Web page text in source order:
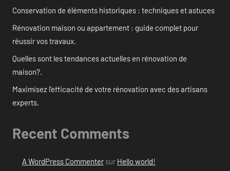
Conservation de éléments historiques : techniques et astuces
Rénovation maison ou appartement : guide complet pour
réussir vos travaux.
Quelles sont les tendances actuelles en rénovation de
maison?.
Maximisez l’efficacité de votre rénovation avec des artisans
experts.
Recent Comments
A WordPress Commentersur Hello world!